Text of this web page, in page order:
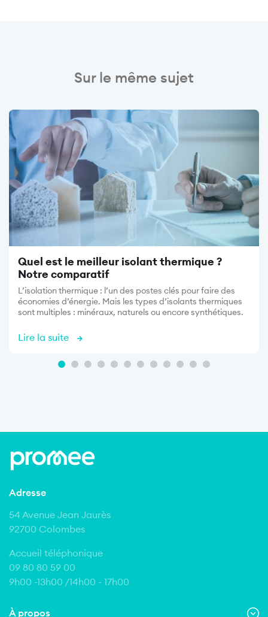
Sur le même sujet
Image
Quel est le meilleur isolant thermique ?
Notre comparatif
L’isolation thermique : l’un des postes clés pour faire des
économies d’énergie. Mais les types d’isolants thermiques
sont multiples : minéraux, naturels ou encore synthétiques.
Lire la suite
À propos
Adresse
54 Avenue Jean Jaurès
92700 Colombes
Accueil téléphonique
09 80 80 59 00
9h00 -13h00 /14h00 - 17h00